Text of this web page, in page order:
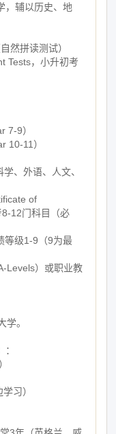
，辅以历史、地
然拼读测试）
Tests，小升初考
7-9）
10-11）
、外语、人文、
of
12门科目（必
等级1-9（9为最
Levels）或职业教
学。
习）